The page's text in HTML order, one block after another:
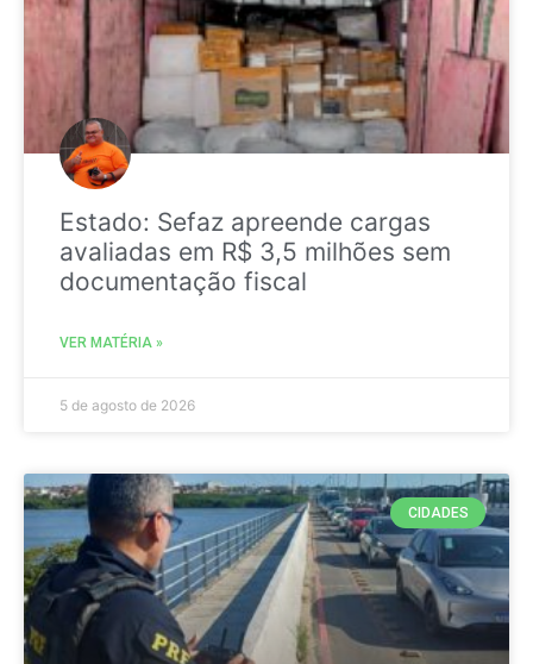
Estado: Sefaz apreende cargas
avaliadas em R$ 3,5 milhões sem
documentação fiscal
VER MATÉRIA »
5 de agosto de 2026
CIDADES